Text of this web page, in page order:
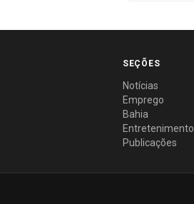
SEÇÕES
Notícias
Emprego
Bahia
Entretenimento
Publicações